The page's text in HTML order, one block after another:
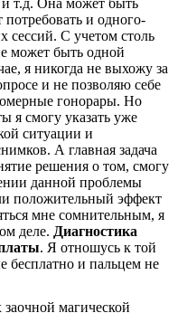
и т.д. Она может быть
и одного-
сессий. С учетом столь
может быть одной
я никогда не выхожу за
и не позволяю себе
гонорары. Но
я смогу указать уже
ситуации и
А главная задача
решения о том, смогу
данной проблемы
положительный эффект
мне сомнительным, я
деле. Диагностика
. Я отношусь к той
бесплатно и пальцем не
магической